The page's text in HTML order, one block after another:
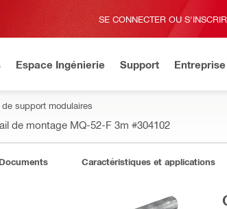
SE CONNECTER OU
Espace Ingénierie Support Entreprise
de support modulaires
de montage MQ-52-F 3m #304102
Documents Caractéristiques et applications